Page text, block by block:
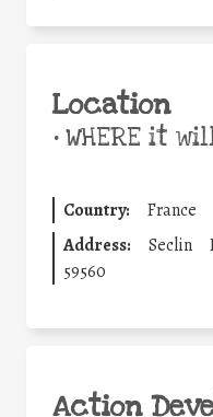
Location
•WHERE it
Country:
France
Address:
Seclin
59560
Action